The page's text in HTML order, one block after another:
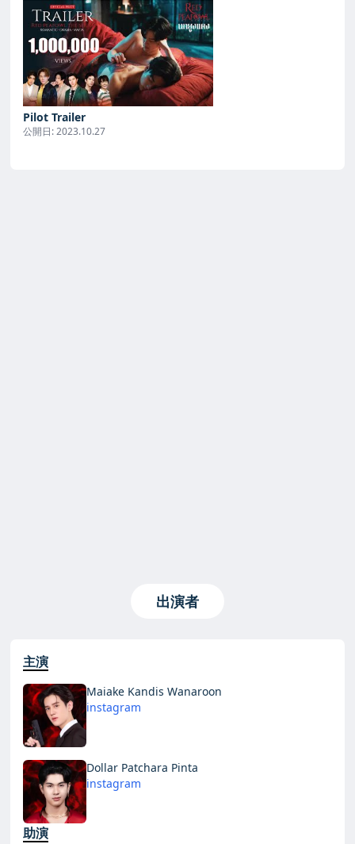
Pilot Trailer
公開日:2023.10.27
出演者
主演
Maiake Kandis Wanaroon
instagram
Dollar Patchara Pinta
instagram
助演